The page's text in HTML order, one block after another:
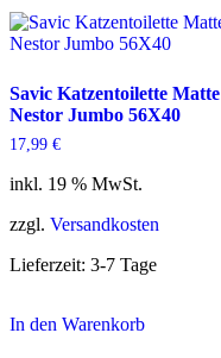
Savic Katzentoilette Matte
Nestor Jumbo 56X40
17,99 €
inkl. 19 % MwSt.
zzgl. Versandkosten
Lieferzeit: 3-7 Tage
In den Warenkorb